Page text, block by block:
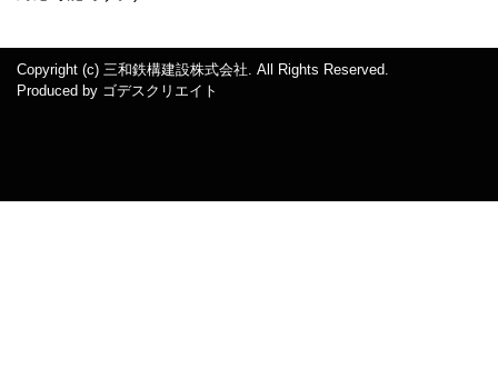
Copyright (c) 三和鉄構建設株式会社. All Rights Reserved.
Produced by ゴデスクリエイト